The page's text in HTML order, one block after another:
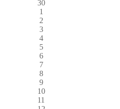
30
1
2
3
4
5
6
7
8
9
10
11